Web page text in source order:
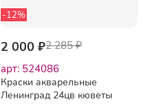
-12%
2 000 ₽2 285 ₽
арт: 524086
Краски акварельные
Ленинград 24цв кюветы